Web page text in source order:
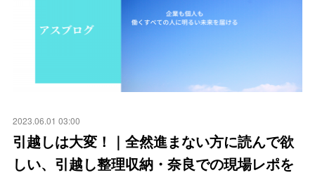
2023.06.01 03:00
引越しは大変！｜全然進まない方に読んで欲
しい、引越し整理収納・奈良での現場レポを